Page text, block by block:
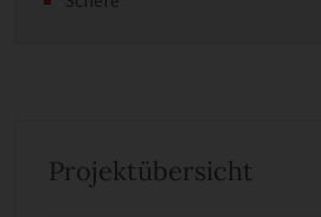
Projektübersicht